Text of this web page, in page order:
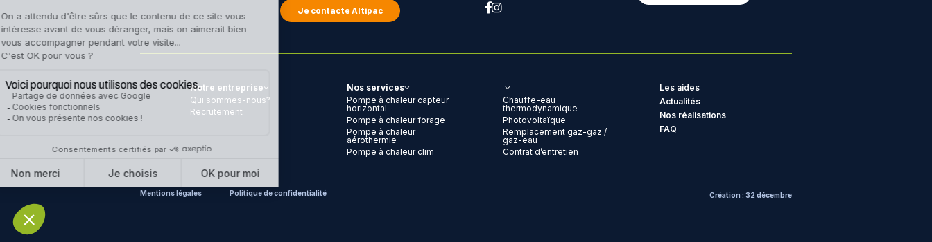
Je contacte Altipac
Notre entreprise
Qui sommes-nous?
Recrutement
Nos services
Pompe à chaleur capteur
horizontal
Pompe à chaleur forage
Pompe à chaleur
aérothermie
Pompe à chaleur clim
Chauffe-eau
thermodynamique
Photovoltaïque
Remplacement gaz-gaz /
gaz-eau
Contrat d’entretien
Les aides
Actualités
Nos réalisations
FAQ
Mentions légales Politique de confidentialité Création : 32 décembre